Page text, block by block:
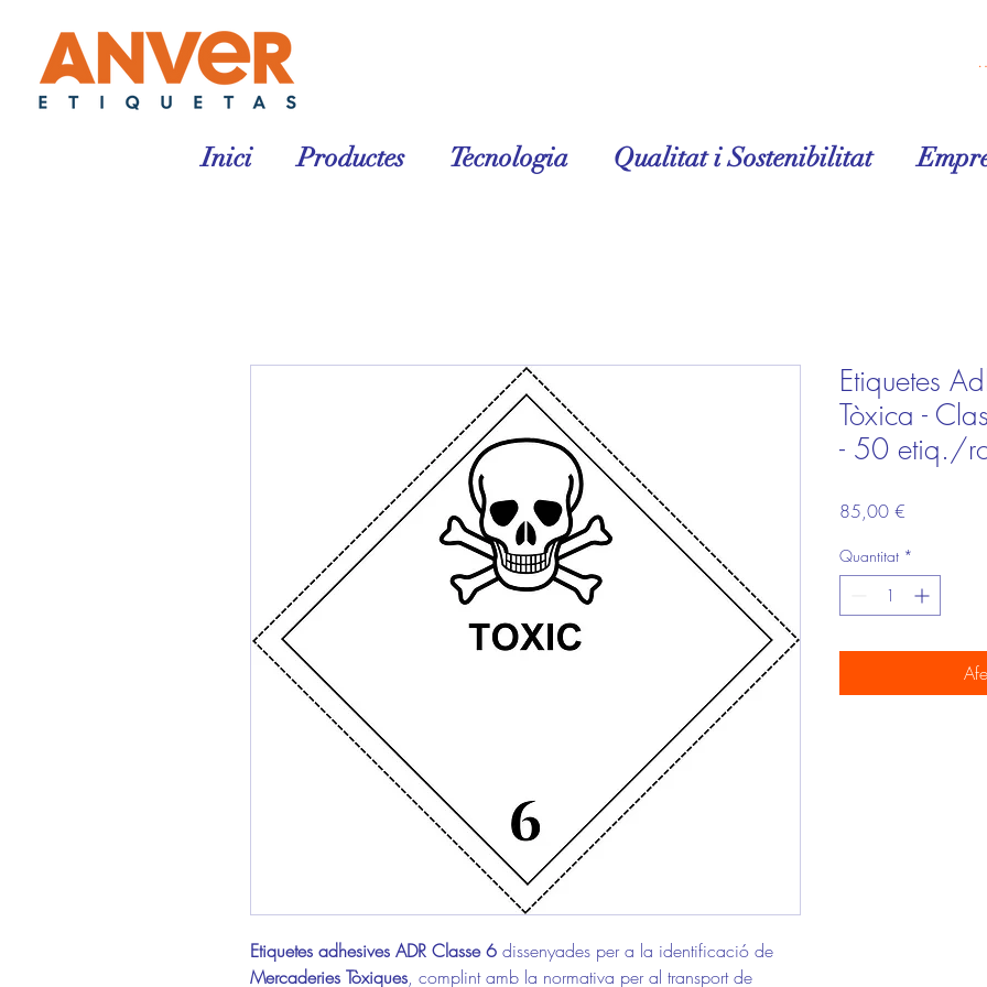
Inici Productes Tecnologia Qualitat i Sostenibilitat
Inicia la
Etiquetes adhesives ADR Classe 6 dissenyades per a la identificació de
Mercaderies Tòxiques, complint amb la normativa per al transport de
Etiquetes
Tòxica -
- 50 etiq./
85,00 €
Quantitat *